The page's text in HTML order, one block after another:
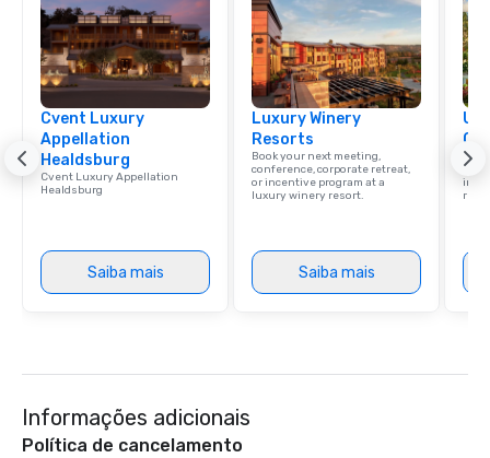
Cvent Luxury
Appellation
Healdsburg
Cvent Luxury Appellation
Healdsburg
Saiba mais
Luxury Winery
Resorts
Book your next meeting,
conference, corporate retreat,
or incentive program at a
luxury winery resort.
Saiba mais
Find
Informações adicionais
Política de cancelamento